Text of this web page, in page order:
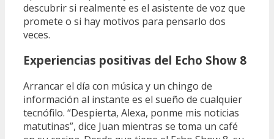
descubrir si realmente es el asistente de voz que
promete o si hay motivos para pensarlo dos
veces.
Experiencias positivas del Echo Show 8
Arrancar el día con música y un chingo de
información al instante es el sueño de cualquier
tecnófilo. “Despierta, Alexa, ponme mis noticias
matutinas”, dice Juan mientras se toma un café